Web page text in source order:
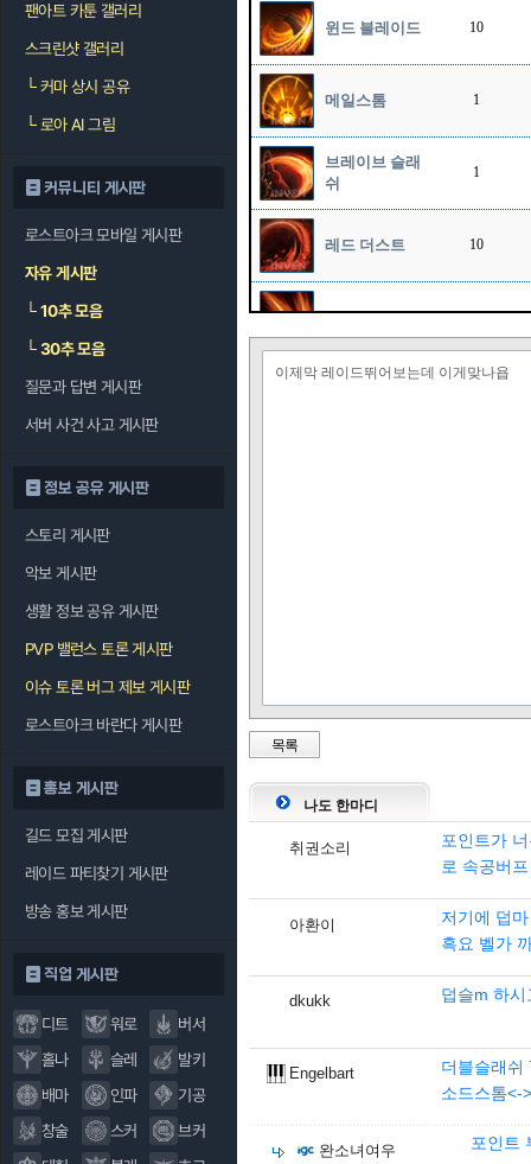
팬아트 카툰 갤러리
스크린샷 갤러리
└커마 상시 공유
└로아 AI 그림
커뮤니티 게시판
로스트아크 모바일 게시판
자유 게시판
└10추 모음
└30추 모음
질문과 답변 게시판
서버 사건 사고 게시판
정보 공유 게시판
스토리 게시판
악보 게시판
생활 정보 공유 게시판
PVP 밸런스 토론 게시판
이슈 토론 버그 제보 게시판
로스트아크 바란다 게시판
홍보 게시판
길드 모집 게시판
레이드 파티찾기 게시판
방송 홍보 게시판
직업 게시판
디트 워로
버서
홀나
슬레
발키
배마
인파
기공
창술
스커
브커
윈드 블레이드 10
메일스톰 1
브레이브 슬래
쉬
1
레드 더스트 10
소드 스톰 10
이제막 레이드뛰어보는데 이게맞나욥
목록
나도 한마디
취권소리
포인트가
로 속공버
아환이
저기에 덥
흑요 벨가
dkukk 덥슬m 하
Engelbart
더블슬래쉬
소드스톰<-
완소녀여우 포인트